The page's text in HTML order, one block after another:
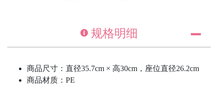
规格明细
商品尺寸：直径35.7cm × 高30cm，座位直径26.2cm
商品材质：PE